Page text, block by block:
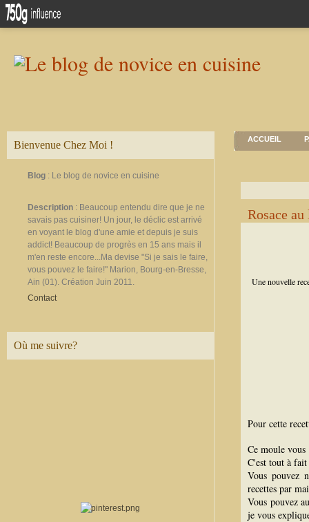
Bienvenue Chez Moi !
Blog : Le blog de novice en cuisine
Description : Beaucoup entendu dire que je ne
savais pas cuisiner! Un jour, le déclic est arrivé
en voyant le blog d'une amie et depuis je suis
addict! Beaucoup de progrès en 15 ans mais il
m'en reste encore...Ma devise "Si je sais le faire,
vous pouvez le faire!" Marion, Bourg-en-Bresse,
Ain (01). Création Juin 2011.
Contact
Où me suivre?
ACCUEIL
Rosace
Une nouvelle
Pour cette
Ce moule vous
C'est tout à
Vous pouvez
recettes par
Vous pouvez
je vous